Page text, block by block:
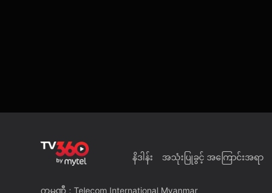
နိဒါန်း အသုံးပြုခွင့် အကြောင်းအရာ
ကုမ္ပဏီ : Telecom International Myanmar